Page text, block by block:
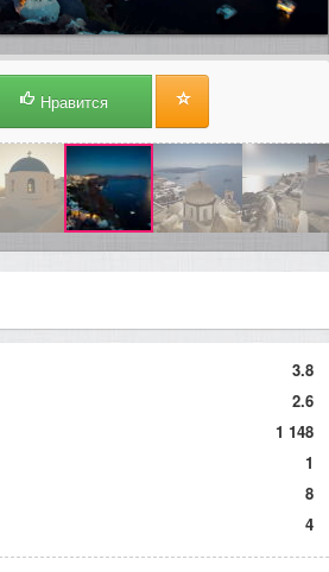
Нравится
3.8
2.6
1 148
1
8
4